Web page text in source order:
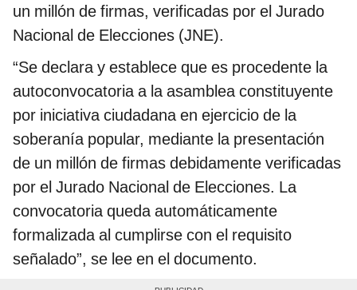
un millón de firmas, verificadas por el Jurado
Nacional de Elecciones (JNE).
“Se declara y establece que es procedente la
autoconvocatoria a la asamblea constituyente
por iniciativa ciudadana en ejercicio de la
soberanía popular, mediante la presentación
de un millón de firmas debidamente verificadas
por el Jurado Nacional de Elecciones. La
convocatoria queda automáticamente
formalizada al cumplirse con el requisito
señalado”, se lee en el documento.